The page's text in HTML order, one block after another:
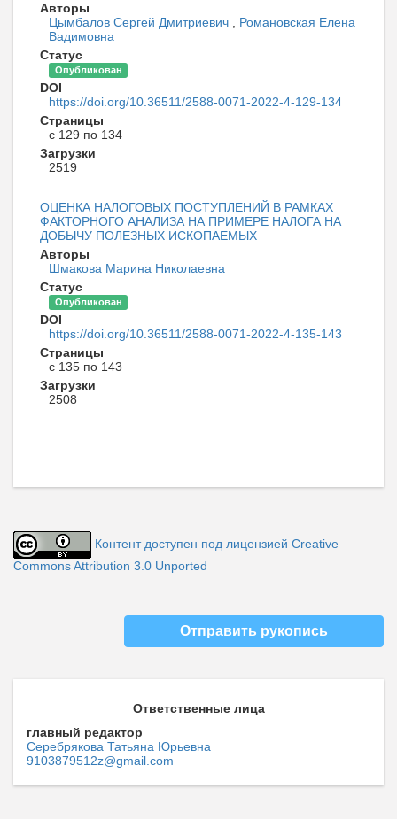
Авторы
Цымбалов Сергей Дмитриевич
Романовская Елена
Вадимовна
Статус
Опубликован
DOI
https://doi.org/10.36511/2588-0071-2022-4-129-134
Страницы
с 129 по 134
Загрузки
2519
ОЦЕНКА НАЛОГОВЫХ ПОСТУПЛЕНИЙ В РАМКАХ
ФАКТОРНОГО АНАЛИЗА НА ПРИМЕРЕ НАЛОГА НА
ДОБЫЧУ ПОЛЕЗНЫХ ИСКОПАЕМЫХ
Авторы
Шмакова Марина Николаевна
Статус
Опубликован
DOI
https://doi.org/10.36511/2588-0071-2022-4-135-143
Страницы
с 135 по 143
Загрузки
2508
Контент доступен под лицензией Creative
Commons Attribution 3.0 Unported
Отправить рукопись
Ответственные лица
главный редактор
Серебрякова Татьяна Юрьевна
9103879512z@gmail.com